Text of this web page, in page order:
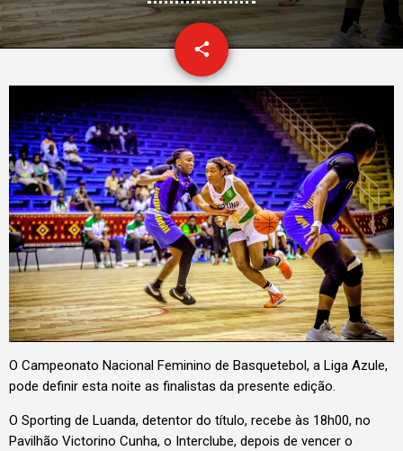
share
email
O Campeonato Nacional Feminino de Basquetebol, a Liga Azule,
pode definir esta noite as finalistas da presente edição.
O Sporting de Luanda, detentor do título, recebe às 18h00, no
Pavilhão Victorino Cunha, o Interclube, depois de vencer o